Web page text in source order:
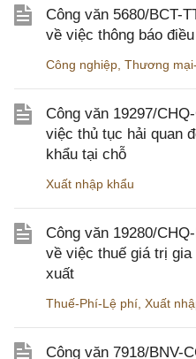
Công văn 5680/BCT-
về việc thông báo
Công nghiệp Thương
Công văn 19297/
việc thủ tục hải quan
khẩu tại chỗ
Xuất nhập khẩu
Công văn 19280/
về việc thuế giá trị gia
xuất
Thuế-Phí-Lệ phí Xuất
Công văn 7918/BNV-